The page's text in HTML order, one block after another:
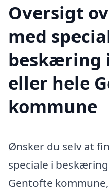
Oversigt
med
beskæring
eller hele
kommune
Ønsker du selv at
speciale i
Gentofte